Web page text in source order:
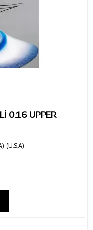
0.16 UPPER
(U.S.A)